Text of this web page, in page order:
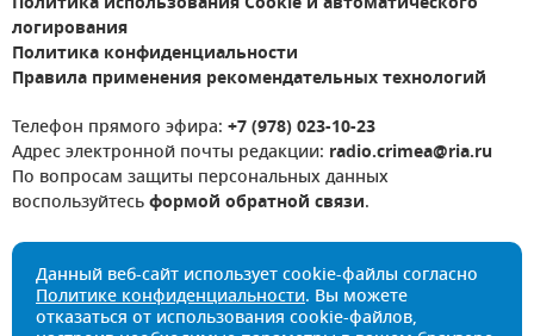
логирования
Политика конфиденциальности
Правила применения рекомендательных технологий
Телефон прямого эфира: +7 (978) 023-10-23
Адрес электронной почты редакции: radio.crimea@ria.ru
По вопросам защиты персональных данных
воспользуйтесьформой обратной связи.
Данный веб-сайт использует cookie-файлы согласно
Политике конфиденциальности. Вы можете
отказаться от использования cookie-файлов,